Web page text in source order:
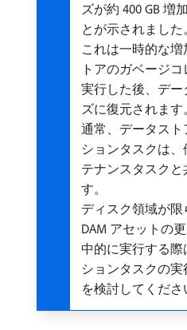
ズが約 400 GB 増
とが示されました。
これは一時的な
トアのガベージ
実行した後、デー
ズに復元されます。
通常、データスト
ションタスクは
テナンスタスクと
す。
ディスク領域が限
DAM アセットの
中的に実行する際
ションタスクの
を検討してくださ